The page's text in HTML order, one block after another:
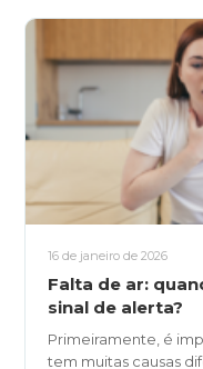
Resultados
Contato
Ouvidoria
SIGA-
16 de janeiro de 2026
Falta de ar:
sinal de alerta?
Primeiramente, é
tem muitas causas